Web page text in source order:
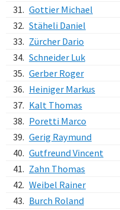
31. Gottier Michael
32. Stäheli Daniel
33. Zürcher Dario
34. Schneider Luk
35. Gerber Roger
36. Heiniger Markus
37. Kalt Thomas
38. Poretti Marco
39. Gerig Raymund
40. Gutfreund Vincent
41. Zahn Thomas
42. Weibel Rainer
43. Burch Roland